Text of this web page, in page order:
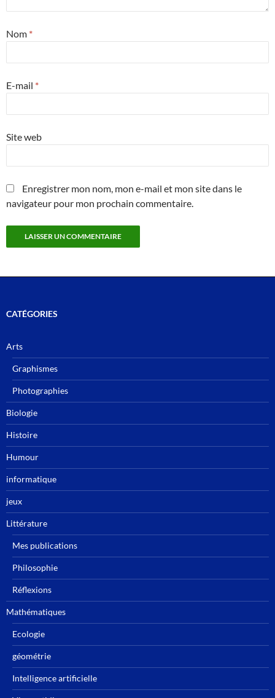
Nom *
E-mail *
Site web
Enregistrer mon nom, mon e-mail et mon site dans le
navigateur pour mon prochain commentaire.
CATÉGORIES
Arts
Graphismes
Photographies
Biologie
Histoire
Humour
informatique
jeux
Littérature
Mes publications
Philosophie
Réflexions
Mathématiques
Ecologie
géométrie
Intelligence artificielle